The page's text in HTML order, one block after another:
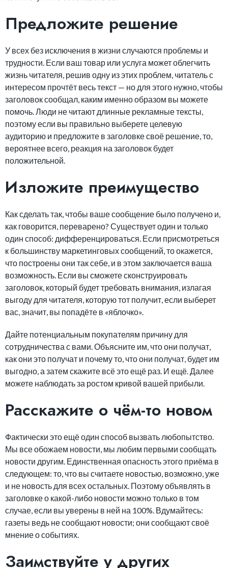
Предложите решение
У всех без исключения в жизни случаются проблемы и
трудности. Если ваш товар или услуга может облегчить
жизнь читателя, решив одну из этих проблем, читатель с
интересом прочтёт весь текст — но для этого нужно, чтобы
заголовок сообщал, каким именно образом вы можете
помочь. Люди не читают длинные рекламные тексты,
поэтому если вы правильно выберете целевую
аудиторию и предложите в заголовке своё решение, то,
вероятнее всего, реакция на заголовок будет
положительной.
Изложите преимущество
Как сделать так, чтобы ваше сообщение было получено и,
как говорится, переварено? Существует один и только
один способ: дифференцироваться. Если присмотреться
к большинству маркетинговых сообщений, то окажется,
что построены они так себе, и в этом заключается ваша
возможность. Если вы сможете сконструировать
заголовок, который будет требовать внимания, излагая
выгоду для читателя, которую тот получит, если выберет
вас, значит, вы попадёте в «яблочко».
Дайте потенциальным покупателям причину для
сотрудничества с вами. Объясните им, что они получат,
как они это получат и почему то, что они получат, будет им
выгодно, а затем скажите всё это ещё раз. И ещё. Далее
можете наблюдать за ростом кривой вашей прибыли.
Расскажите о чём-то новом
Фактически это ещё один способ вызвать любопытство.
Мы все обожаем новости, мы любим первыми сообщать
новости другим. Единственная опасность этого приёма в
следующем: то, что вы считаете новостью, возможно, уже
и не новость для всех остальных. Поэтому объявлять в
заголовке о какой-либо новости можно только в том
случае, если вы уверены в ней на 100%. Вдумайтесь:
газеты ведь не сообщают новости; они сообщают своё
мнение о событиях.
Заимствуйте у других